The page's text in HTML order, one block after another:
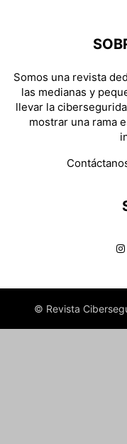
Somos una revista
las medianas y
llevar la
mostrar una rama
© Revista